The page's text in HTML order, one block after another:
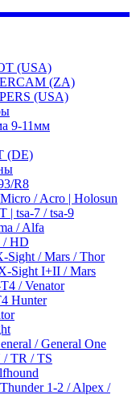
(USA)
(ZA)
(USA)
9-11мм
(DE)
R8
/ Acro | Holosun
| tsa-7 / tsa-9
/ Alfa
/ HD
Sight / Mars / Thor
Sight I+II / Mars
/ Venator
Hunter
/ General One
/ TR / TS
1-2 / Alpex /